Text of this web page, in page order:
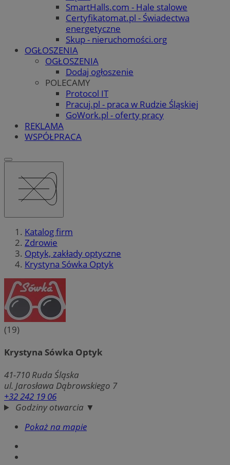
SmartHalls.com - Hale stalowe
Certyfikatomat.pl - Świadectwa
energetyczne
Skup - nieruchomości.org
OGŁOSZENIA
OGŁOSZENIA
Dodaj ogłoszenie
POLECAMY
Protocol IT
Pracuj.pl - praca w Rudzie Śląskiej
GoWork.pl - oferty pracy
REKLAMA
WSPÓŁPRACA
Katalog firm
Zdrowie
Optyk, zakłady optyczne
Krystyna Sówka Optyk
(19)
Krystyna Sówka Optyk
41-710 Ruda Śląska
ul. Jarosława Dąbrowskiego 7
+32 242 19 06
Godziny otwarcia ▼
Pokaż na mapie